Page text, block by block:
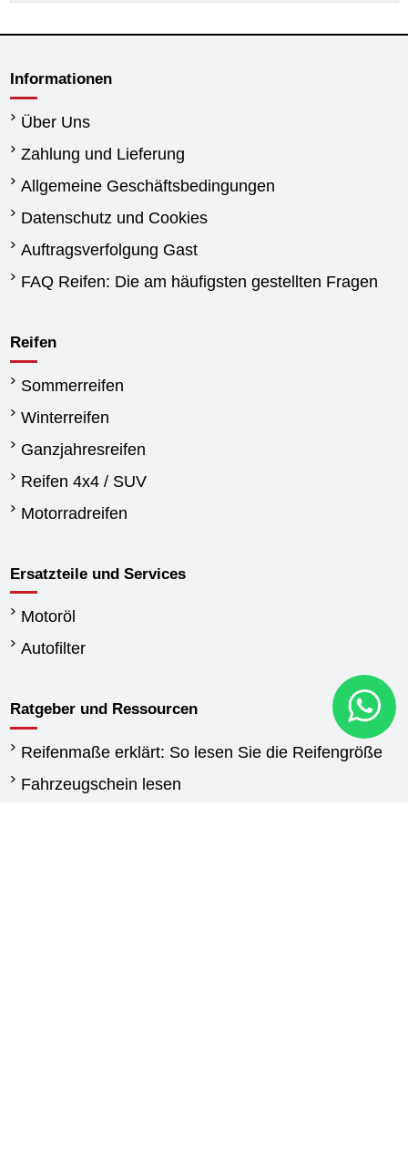
Informationen
Über Uns
Zahlung und Lieferung
Allgemeine Geschäftsbedingungen
Datenschutz und Cookies
Auftragsverfolgung Gast
FAQ Reifen: Die am häufigsten gestellten Fragen
Reifen
Sommerreifen
Winterreifen
Ganzjahresreifen
Reifen 4x4 / SUV
Motorradreifen
Ersatzteile und Services
Motoröl
Autofilter
Ratgeber und Ressourcen
Reifenmaße erklärt: So lesen Sie die Reifengröße
Fahrzeugschein lesen